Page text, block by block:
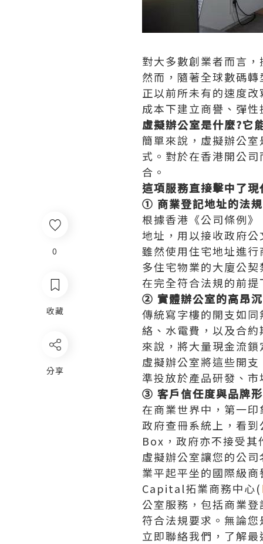
0
收藏
分享
對大多數創業者而言
然而，隨著全球數碼
正以前所未有的速度
成本下建立商譽、彈
虛擬辦公室是什麼?它
簡單來說，虛擬辦公
式。對於在香港開公
合。
這項服務直接擊中了
① 商業登記地址的法
根據香港《公司條例
地址，用以接收政府
雖然使用住宅地址進
多住宅物業的大廈公
在完全符合法規的前
② 實體辦公室的高昂
傳統寫字樓的開支如
絡、水電費，以及合
來說，將大量現金流
虛擬辦公室將這些開
準投放於產品研發、
③ 客戶信任度與品牌
在商業世界中，第一
政府查冊系統上，看
Box，政府亦不接受
虛擬辦公室讓您的公
業平起平坐的國際級商
Capital拓業商務中心(
公室服務，包括商業
符合法規要求。無論
立即聯絡我們，了解